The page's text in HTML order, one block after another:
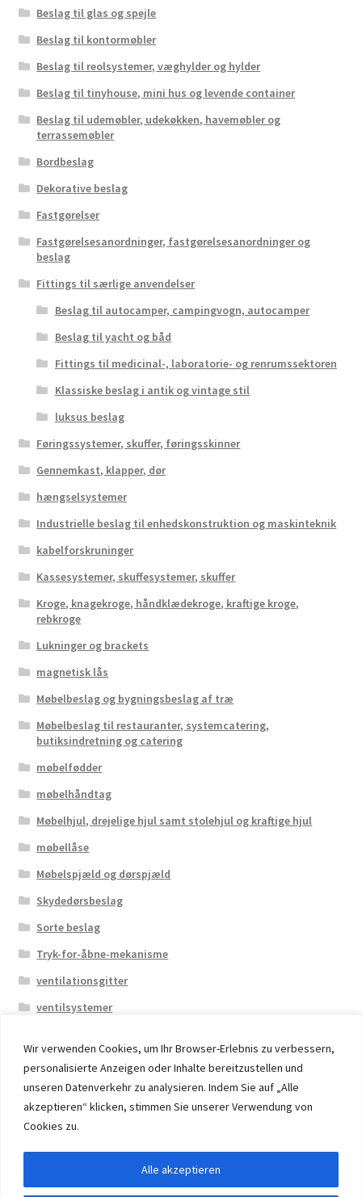
Wir verwenden Cookies, um Ihr Browser-Erlebnis zu verbessern,
personalisierte Anzeigen oder Inhalte bereitzustellen und
unseren Datenverkehr zu analysieren. Indem Sie auf „Alle
akzeptieren“ klicken, stimmen Sie unserer Verwendung von
Cookies zu.
Alle akzeptieren
Beslag til glas og spejle
Beslag til kontormøbler
Beslag til reolsystemer, væghylder og hylder
Beslag til tinyhouse, mini hus og levende container
Beslag til udemøbler, udekøkken, havemøbler og
terrassemøbler
Bordbeslag
Dekorative beslag
Fastgørelser
Fastgørelsesanordninger, fastgørelsesanordninger og
beslag
Fittings til særlige anvendelser
Beslag til autocamper, campingvogn, autocamper
Beslag til yacht og båd
Fittings til medicinal-, laboratorie- og renrumssektoren
Klassiske beslag i antik og vintage stil
luksus beslag
Føringssystemer, skuffer, føringsskinner
Gennemkast, klapper, dør
hængselsystemer
Industrielle beslag til enhedskonstruktion og maskinteknik
kabelforskruninger
Kassesystemer, skuffesystemer, skuffer
Kroge, knagekroge, håndklædekroge, kraftige kroge,
rebkroge
Lukninger og brackets
magnetisk lås
Møbelbeslag og bygningsbeslag af træ
Møbelbeslag til restauranter, systemcatering,
butiksindretning og catering
møbelfødder
møbelhåndtag
Møbelhjul, drejelige hjul samt stolehjul og kraftige hjul
møbellåse
Møbelspjæld og dørspjæld
Skydedørsbeslag
Sorte beslag
Tryk-for-åbne-mekanisme
ventilationsgitter
ventilsystemer
© 2026 Eruon Trade UG, Germany, member of the ERUON